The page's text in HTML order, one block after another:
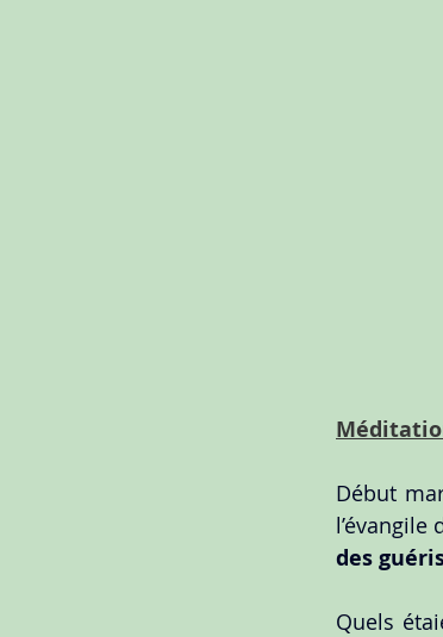
Début
des
Quels